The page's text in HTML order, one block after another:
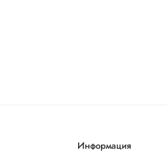
Информация